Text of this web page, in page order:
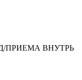
ПРИЕМА ВНУТРЬ